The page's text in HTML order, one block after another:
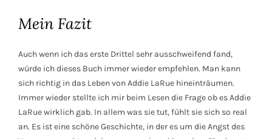
Mein Fazit
Auch wenn ich das erste Drittel sehr ausschweifend fand,
würde ich dieses Buch immer wieder empfehlen. Man kann
sich richtig in das Leben von Addie LaRue hineinträumen.
Immer wieder stellte ich mir beim Lesen die Frage ob es Addie
LaRue wirklich gab. In allem was sie tut, fühlt sie sich so real
an. Es ist eine schöne Geschichte, in der es um die Angst des